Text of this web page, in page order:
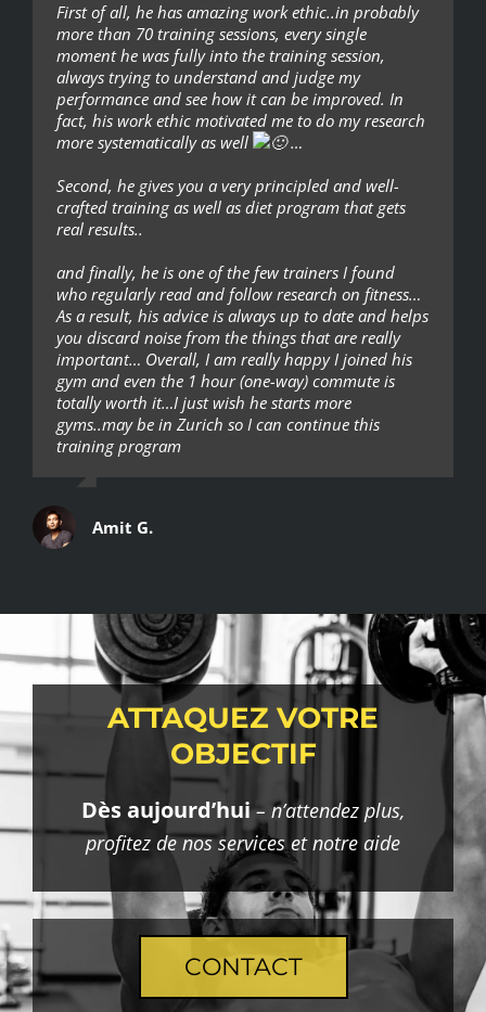
First of all, he has amazing work ethic..in probably
more than 70 training sessions, every single
moment he was fully into the training session,
always trying to understand and judge my
performance and see how it can be improved. In
fact, his work ethic motivated me to do my research
more systematically as well
…
Second, he gives you a very principled and well-
crafted training as well as diet program that gets
real results..
and finally, he is one of the few trainers I found
who regularly read and follow research on fitness…
As a result, his advice is always up to date and helps
you discard noise from the things that are really
important… Overall, I am really happy I joined his
gym and even the 1 hour (one-way) commute is
totally worth it…I just wish he starts more
gyms..may be in Zurich so I can continue this
training program
Amit G.
ATTAQUEZ VOTRE
OBJECTIF
Dès aujourd’hui– n’attendez plus,
profitez de nos services et notre aide
CONTACT